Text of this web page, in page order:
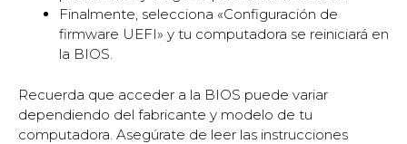
Finalmente, selecciona «Configuración de
firmware UEFI» y tu computadora se reiniciará en
la BIOS.
Recuerda que acceder a la BIOS puede variar
dependiendo del fabricante y modelo de tu
computadora. Asegúrate de leer las instrucciones